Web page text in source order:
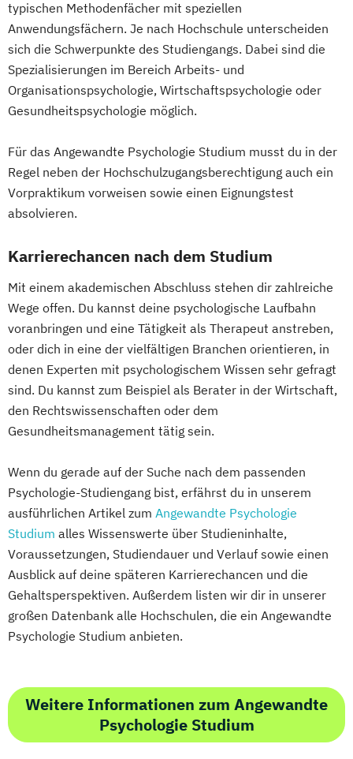
typischen Methodenfächer mit speziellen
Anwendungsfächern. Je nach Hochschule unterscheiden
sich die Schwerpunkte des Studiengangs. Dabei sind die
Spezialisierungen im Bereich Arbeits- und
Organisationspsychologie, Wirtschaftspsychologie oder
Gesundheitspsychologie möglich.
Für das Angewandte Psychologie Studium musst du in der
Regel neben der Hochschulzugangsberechtigung auch ein
Vorpraktikum vorweisen sowie einen Eignungstest
absolvieren.
Karrierechancen nach dem Studium
Mit einem akademischen Abschluss stehen dir zahlreiche
Wege offen. Du kannst deine psychologische Laufbahn
voranbringen und eine Tätigkeit als Therapeut anstreben,
oder dich in eine der vielfältigen Branchen orientieren, in
denen Experten mit psychologischem Wissen sehr gefragt
sind. Du kannst zum Beispiel als Berater in der Wirtschaft,
den Rechtswissenschaften oder dem
Gesundheitsmanagement tätig sein.
Wenn du gerade auf der Suche nach dem passenden
Psychologie-Studiengang bist, erfährst du in unserem
ausführlichen Artikel zum Angewandte Psychologie
Studium alles Wissenswerte über Studieninhalte,
Voraussetzungen, Studiendauer und Verlauf sowie einen
Ausblick auf deine späteren Karrierechancen und die
Gehaltsperspektiven. Außerdem listen wir dir in unserer
großen Datenbank alle Hochschulen, die ein Angewandte
Psychologie Studium anbieten.
Weitere Informationen zum Angewandte
Psychologie Studium